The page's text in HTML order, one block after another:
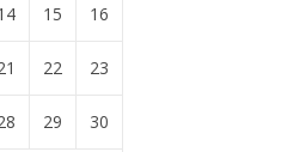
15 16
22 23
29 30